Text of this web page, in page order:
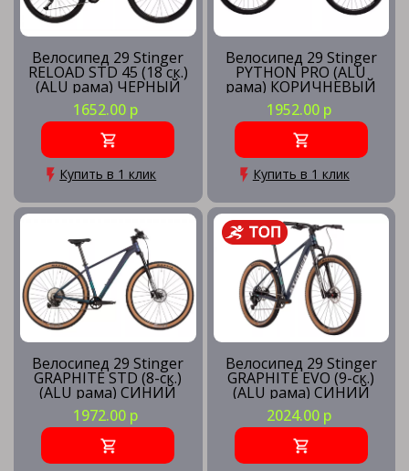
Велосипед 29 Stinger
RELOAD STD 45 (18 ск.)
(ALU рама) ЧЕРНЫЙ
(рама 18) BK45
1652.00 р
Купить в 1 клик
Велосипед 29 Stinger
PYTHON PRO (ALU
рама) КОРИЧНЕВЫЙ
(рама 22) BN3
1952.00 р
Купить в 1 клик
Велосипед 29 Stinger
GRAPHITE STD (8-ск.)
(ALU рама) СИНИЙ
(рама XL) BL5
1972.00 р
Велосипед 29 Stinger
GRAPHITE EVO (9-ск.)
(ALU рама) СИНИЙ
(рама MD) BL5
2024.00 р